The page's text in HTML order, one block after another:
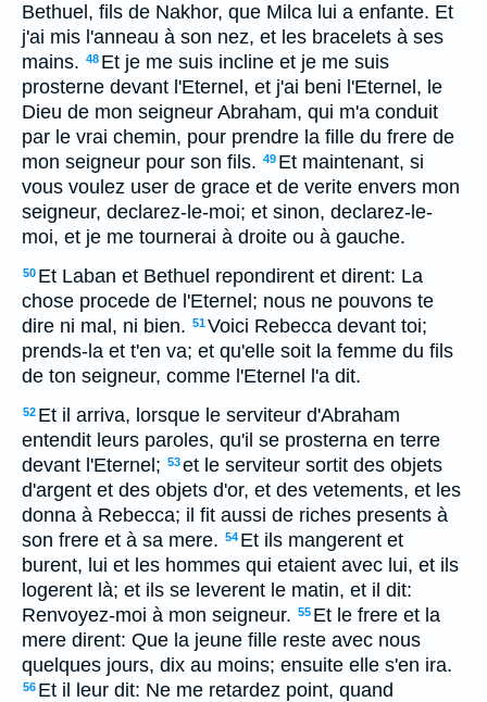
Bethuel, fils de Nakhor, que Milca lui a enfante. Et
j'ai mis l'anneau à son nez, et les bracelets à ses
mains. 48 Et je me suis incline et je me suis
prosterne devant l'Eternel, et j'ai beni l'Eternel, le
Dieu de mon seigneur Abraham, qui m'a conduit
par le vrai chemin, pour prendre la fille du frere de
mon seigneur pour son fils. 49 Et maintenant, si
vous voulez user de grace et de verite envers mon
seigneur, declarez-le-moi; et sinon, declarez-le-
moi, et je me tournerai à droite ou à gauche.
50 Et Laban et Bethuel repondirent et dirent: La
chose procede de l'Eternel; nous ne pouvons te
dire ni mal, ni bien. 51Voici Rebecca devant toi;
prends-la et t'en va; et qu'elle soit la femme du fils
de ton seigneur, comme l'Eternel l'a dit.
52 Et il arriva, lorsque le serviteur d'Abraham
entendit leurs paroles, qu'il se prosterna en terre
devant l'Eternel; 53et le serviteur sortit des objets
d'argent et des objets d'or, et des vetements, et les
donna à Rebecca; il fit aussi de riches presents à
son frere et à sa mere. 54 Et ils mangerent et
burent, lui et les hommes qui etaient avec lui, et ils
logerent là; et ils se leverent le matin, et il dit:
Renvoyez-moi à mon seigneur. 55 Et le frere et la
mere dirent: Que la jeune fille reste avec nous
quelques jours, dix au moins; ensuite elle s'en ira.
56 Et il leur dit: Ne me retardez point, quand